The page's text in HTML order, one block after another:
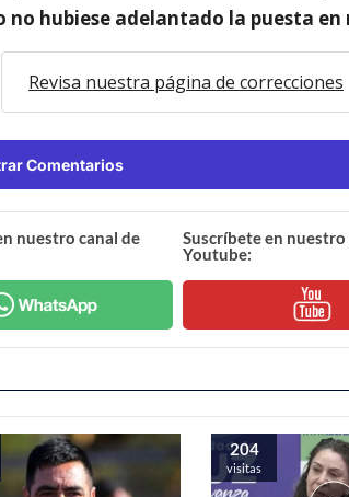
no hubiese adelantado la puesta en
Revisa nuestra página de correcciones
Comentarios
nuestro canal de
Suscríbete en nuestro
Youtube:
204
visitas